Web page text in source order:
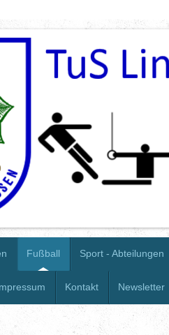
Fußball Sport - Abteilungen
Kontakt Newsletter